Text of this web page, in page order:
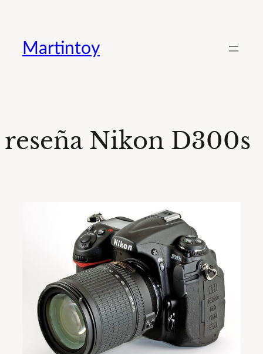
contenido
Martintoy
reseña Nikon D300s